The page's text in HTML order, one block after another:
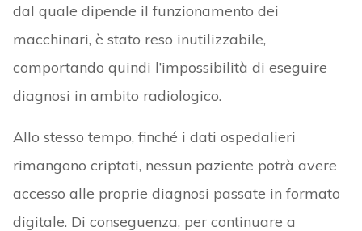
dal quale dipende il funzionamento dei
macchinari, è stato reso inutilizzabile,
comportando quindi l’impossibilità di eseguire
diagnosi in ambito radiologico.
Allo stesso tempo, finché i dati ospedalieri
rimangono criptati, nessun paziente potrà avere
accesso alle proprie diagnosi passate in formato
digitale. Di conseguenza, per continuare a